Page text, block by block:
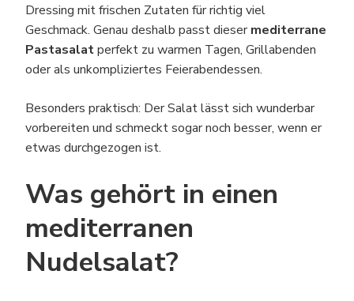
Dressing mit frischen Zutaten für richtig viel
Geschmack. Genau deshalb passt diesermediterrane
Pastasalatperfekt zu warmen Tagen, Grillabenden
oder als unkompliziertes Feierabendessen.
Besonders praktisch: Der Salat lässt sich wunderbar
vorbereiten und schmeckt sogar noch besser, wenn er
etwas durchgezogen ist.
Was gehört in einen
mediterranen
Nudelsalat?